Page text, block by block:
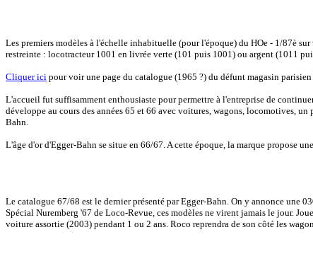
Les premiers modèles à l'échelle inhabituelle (pour l'époque) du HOe - 1/87è
restreinte : locotracteur 1001 en livrée verte (101 puis 1001) ou argent (1011
Cliquer ici pour voir une page du catalogue (1965 ?) du défunt magasin
L'accueil fut suffisamment enthousiaste pour permettre à l'entreprise de
développe au cours des années 65 et 66 avec voitures, wagons, locomotives,
Bahn.
L'âge d'or d'Egger-Bahn se situe en 66/67. A cette époque, la marque propose
Le catalogue 67/68 est le dernier présenté par Egger-Bahn. On y annonce
Spécial Nuremberg '67 de Loco-Revue, ces modèles ne virent jamais le jour.
voiture assortie (2003) pendant 1 ou 2 ans. Roco reprendra de son côté les